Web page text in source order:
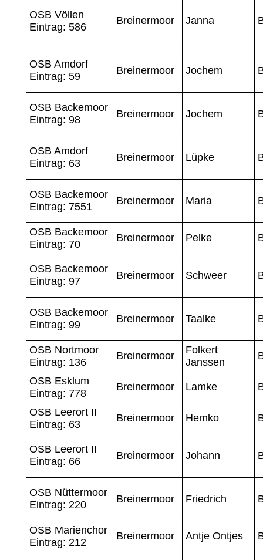
OSB Völlen
Eintrag: 586
Breinermoor Janna
OSB Amdorf
Eintrag: 59
Breinermoor Jochem
OSB Backemoor
Eintrag: 98
Breinermoor Jochem
OSB Amdorf
Eintrag: 63
Breinermoor Lüpke
OSB Backemoor
Eintrag: 7551
Breinermoor Maria
OSB Backemoor
Eintrag: 70
Breinermoor Pelke
OSB Backemoor
Eintrag: 97
Breinermoor Schweer
OSB Backemoor
Eintrag: 99
Breinermoor Taalke
OSB Nortmoor
Eintrag: 136
Breinermoor
Folkert
Janssen
OSB Esklum
Eintrag: 778
Breinermoor Lamke
OSB Leerort II
Eintrag: 63
Breinermoor Hemko
OSB Leerort II
Eintrag: 66
Breinermoor Johann
OSB Nüttermoor
Eintrag: 220
Breinermoor Friedrich
OSB Marienchor
Eintrag: 212
Breinermoor Antje Ontjes